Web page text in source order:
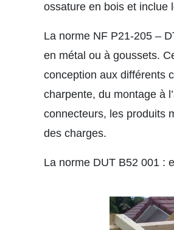
ossature en bois et inclue
La norme NF P21-205 –
en métal ou à goussets.
conception aux différents
charpente, du montage à
connecteurs, les produits
des charges.
La norme DUT B52 001 :